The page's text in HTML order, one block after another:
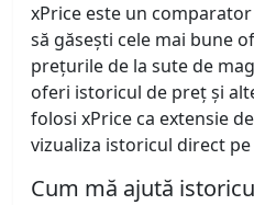
xPrice este un
să găsești cele mai bune
prețurile de la sute de
oferi istoricul de preț și
folosi xPrice ca extensie
vizualiza istoricul direct
Cum mă ajută